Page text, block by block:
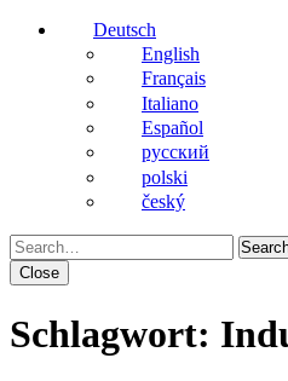
Deutsch
English
Français
Italiano
Español
pусский
polski
český
Search
Close
Schlagwort: